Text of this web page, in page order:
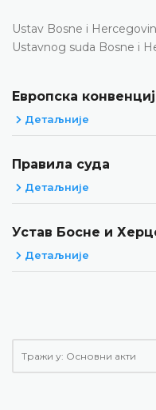
Ustav Bosne i
Ustavnog suda Bosne i
Европска
Детаљније
Правила суда
Детаљније
Устав Босне и
Детаљније